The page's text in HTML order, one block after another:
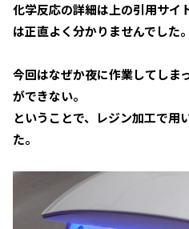
化学反応の詳細は上の引用サイ
は正直よく分かりませんでした。
今回はなぜか夜に作業してしま
ができない。
ということで、レジン加工で用
た。